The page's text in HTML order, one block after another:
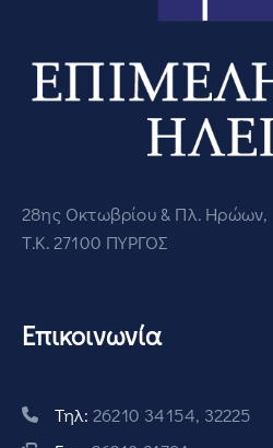
28ης Οκτωβρίου & Πλ. Ηρώων,
Τ.Κ. 27100 ΠΥΡΓΟΣ
Επικοινωνία
Τηλ: 26210 34154, 32225